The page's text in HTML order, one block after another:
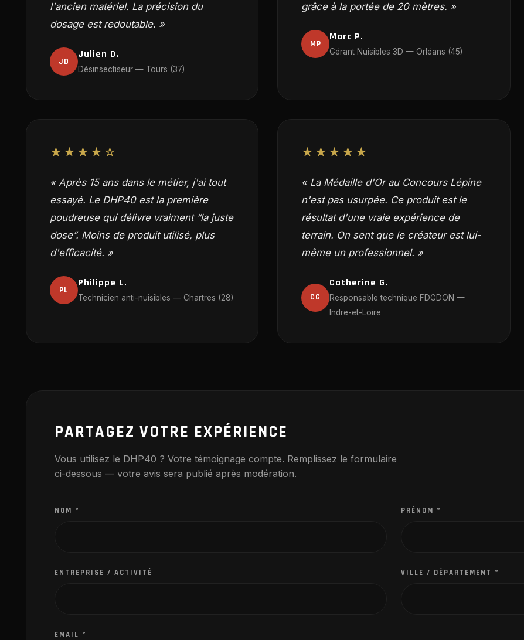
l'ancien matériel. La précision du
dosage est redoutable. »
JD
Julien D.
Désinsectiseur — Tours (37)
grâce à la portée de 20 mètres. »
MP
Marc P.
Gérant Nuisibles 3D — Orléans (45)
★★★★☆
« Après 15 ans dans le métier, j'ai tout
essayé. Le DHP40 est la première
poudreuse qui délivre vraiment “la juste
dose”. Moins de produit utilisé, plus
d'efficacité. »
PL
Philippe L.
Technicien anti-nuisibles — Chartres (28)
★★★★★
« La Médaille d'Or au Concours Lépine
n'est pas usurpée. Ce produit est le
résultat d'une vraie expérience de
terrain. On sent que le créateur est lui-
même un professionnel. »
CG
Catherine G.
Responsable technique FDGDON —
Indre-et-Loire
PARTAGEZ VOTRE EXPÉRIENCE
Vous utilisez le DHP40 ? Votre témoignage compte. Remplissez le formulaire
ci-dessous — votre avis sera publié après modération.
NOM * PRÉNOM *
ENTREPRISE / ACTIVITÉ VILLE / DÉPARTEMENT *
EMAIL *